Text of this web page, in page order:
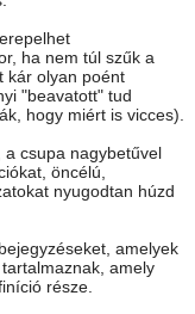
ha nem túl szűk a
kár olyan poént
"beavatott" tud
hogy miért is vicces).
a csupa nagybetűvel
öncélú,
nyugodtan húzd
amelyek
amely
része.